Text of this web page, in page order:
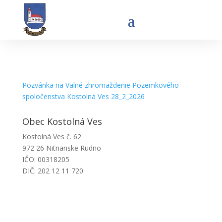
Pozvánka na Valné zhromaždenie Pozemkového
spoločenstva Kostolná Ves 28_2_2026
Obec Kostolná Ves
Kostolná Ves č. 62
972 26 Nitrianske Rudno
IČO: 00318205
DIČ: 202 12 11 720